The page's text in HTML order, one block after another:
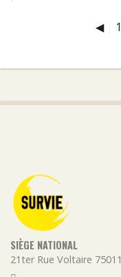
◀| 1
SIÈGE NATIONAL
21ter Rue Voltaire 75011